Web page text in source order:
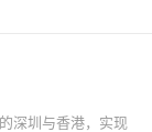
深圳与香港，实现